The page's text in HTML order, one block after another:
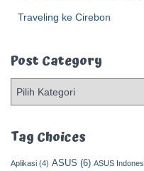
Traveling ke Cirebon
Post Category
t
a
Tag Choices
Aplikasi (4) ASUS (6) ASUS